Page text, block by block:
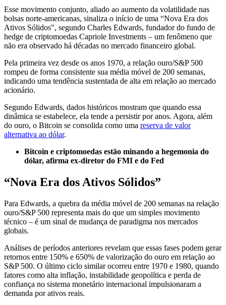
Esse movimento conjunto, aliado ao aumento da volatilidade nas
bolsas norte-americanas, sinaliza o início de uma “Nova Era dos
Ativos Sólidos", segundo Charles Edwards, fundador do fundo de
hedge de criptomoedas Capriole Investments – um fenômeno que
não era observado há décadas no mercado financeiro global.
Pela primeira vez desde os anos 1970, a relação ouro/S&P 500
rompeu de forma consistente sua média móvel de 200 semanas,
indicando uma tendência sustentada de alta em relação ao mercado
acionário.
Segundo Edwards, dados históricos mostram que quando essa
dinâmica se estabelece, ela tende a persistir por anos. Agora, além
do ouro, o Bitcoin se consolida como uma reserva de valor
alternativa ao dólar.
Bitcoin e criptomoedas estão minando a hegemonia do
dólar, afirma ex-diretor do FMI e do Fed
“Nova Era dos Ativos Sólidos”
Para Edwards, a quebra da média móvel de 200 semanas na relação
ouro/S&P 500 representa mais do que um simples movimento
técnico – é um sinal de mudança de paradigma nos mercados
globais.
Análises de períodos anteriores revelam que essas fases podem gerar
retornos entre 150% e 650% de valorização do ouro em relação ao
S&P 500. O último ciclo similar ocorreu entre 1970 e 1980, quando
fatores como alta inflação, instabilidade geopolítica e perda de
confiança no sistema monetário internacional impulsionaram a
demanda por ativos reais.